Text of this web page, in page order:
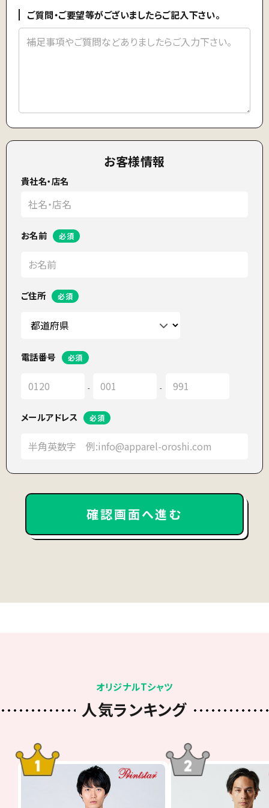
ご質問・ご要望等がございましたらご記入下さい。
お客様情報
貴社名・店名
お名前
ご住所
電話番号
- -
メールアドレス
オリジナルTシャツ
人気ランキング